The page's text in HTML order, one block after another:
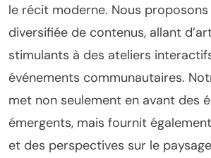
le récit moderne. Nous
diversifiée de contenus, allant
stimulants à des ateliers
événements communautaires.
met non seulement en avant des
émergents, mais fournit
et des perspectives sur le